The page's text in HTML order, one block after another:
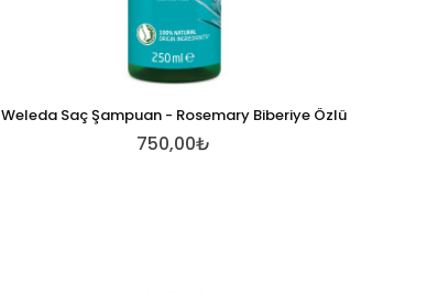
Weleda Saç Şampuan - Rosemary Biberiye Özlü
750,00₺